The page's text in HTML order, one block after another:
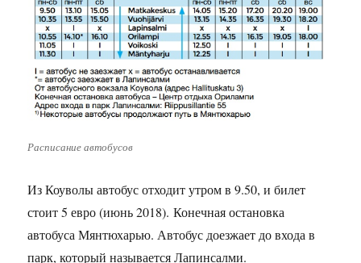
Расписание автобусов
Из Коуволы автобус отходит утром в 9.50, и билет
стоит 5 евро (июнь 2018). Конечная остановка
автобуса Мянтюхарью. Автобус доезжает до входа в
парк, который называется Лапинсалми.